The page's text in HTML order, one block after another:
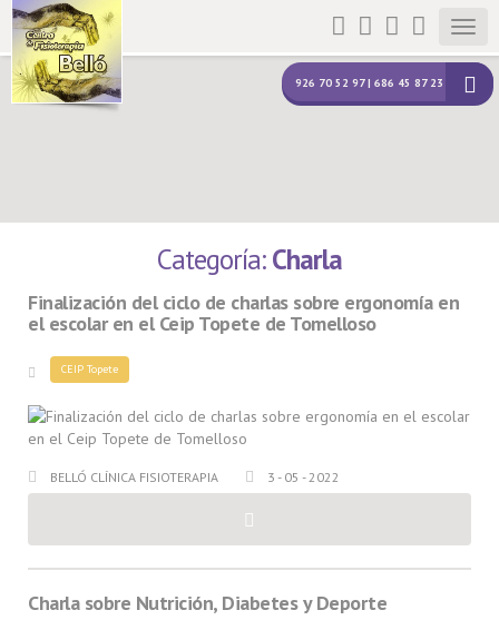
926 70 52 97 | 686 45 87 23
Categoría:Charla
Finalización del ciclo de charlas sobre ergonomía en
el escolar en el Ceip Topete de Tomelloso
CEIP Topete
BELLÓ CLÍNICA FISIOTERAPIA 3 - 05 - 2022
Charla sobre Nutrición, Diabetes y Deporte